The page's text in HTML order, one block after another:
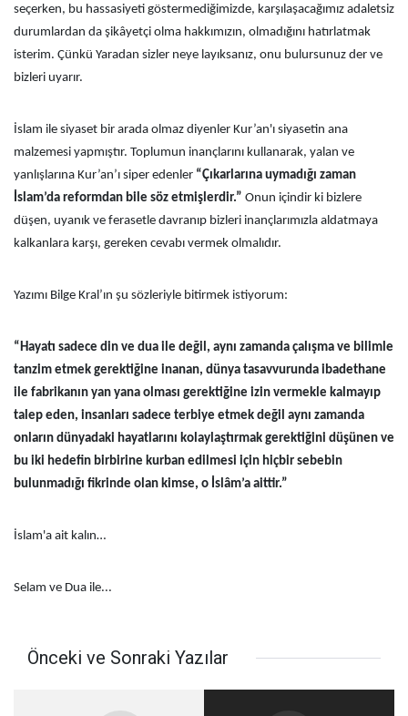
seçerken, bu hassasiyeti göstermediğimizde, karşılaşacağımız adaletsiz
durumlardan da şikâyetçi olma hakkımızın, olmadığını hatırlatmak
isterim. Çünkü Yaradan sizler neye layıksanız, onu bulursunuz der ve
bizleri uyarır.
İslam ile siyaset bir arada olmaz diyenler Kur’an'ı siyasetin ana
malzemesi yapmıştır. Toplumun inançlarını kullanarak, yalan ve
yanlışlarına Kur’an’ı siper edenler “Çıkarlarına uymadığı zaman
İslam’da reformdan bile söz etmişlerdir.” Onun içindir ki bizlere
düşen, uyanık ve ferasetle davranıp bizleri inançlarımızla aldatmaya
kalkanlara karşı, gereken cevabı vermek olmalıdır.
Yazımı Bilge Kral’ın şu sözleriyle bitirmek istiyorum:
“Hayatı sadece din ve dua ile değil, aynı zamanda çalışma ve bilimle
tanzim etmek gerektiğine inanan, dünya tasavvurunda ibadethane
ile fabrikanın yan yana olması gerektiğine izin vermekle kalmayıp
talep eden, insanları sadece terbiye etmek değil aynı zamanda
onların dünyadaki hayatlarını kolaylaştırmak gerektiğini düşünen ve
bu iki hedefin birbirine kurban edilmesi için hiçbir sebebin
bulunmadığı fikrinde olan kimse, o İslâm’a aittir.”
İslam'a ait kalın…
Selam ve Dua ile...
Önceki ve Sonraki Yazılar